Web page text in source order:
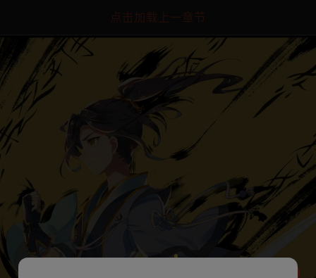
点击加载上一章节